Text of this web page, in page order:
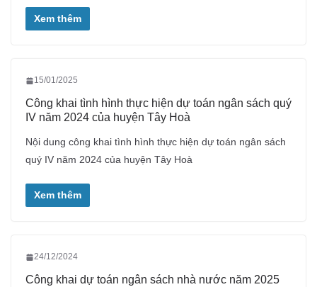
Xem thêm
15/01/2025
Công khai tình hình thực hiện dự toán ngân sách quý
IV năm 2024 của huyện Tây Hoà
Nội dung công khai tình hình thực hiện dự toán ngân sách
quý IV năm 2024 của huyện Tây Hoà
Xem thêm
24/12/2024
Công khai dự toán ngân sách nhà nước năm 2025